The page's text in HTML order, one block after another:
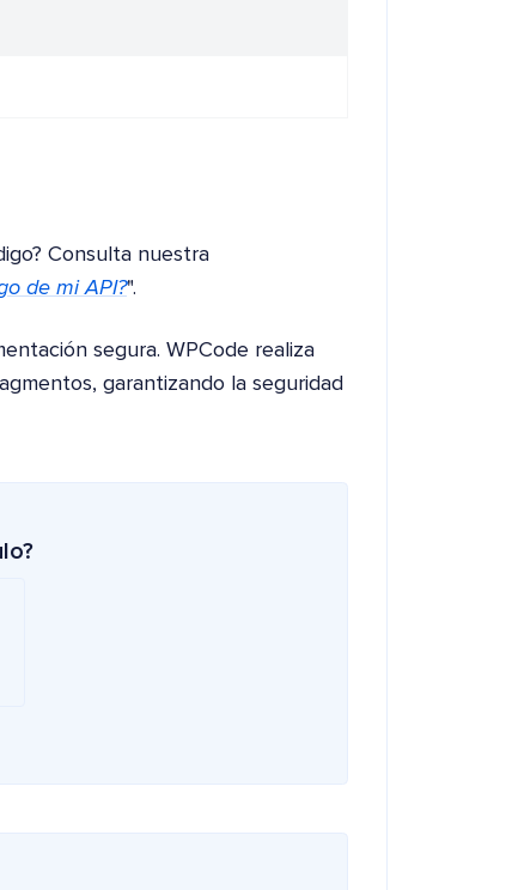
Consulta nuestra
de mi API?".
segura. WPCode realiza
garantizando la seguridad